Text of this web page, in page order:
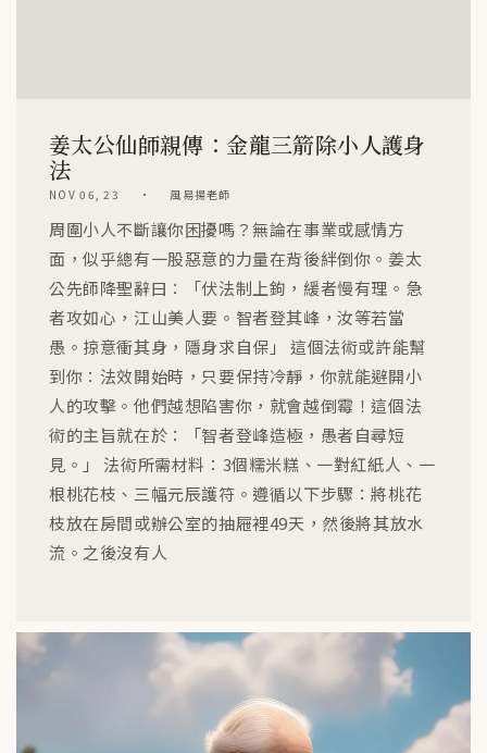
姜太公仙師親傳：金龍三箭除小人護身
法
NOV 06, 23 風易揚老師
周圍小人不斷讓你困擾嗎？無論在事業或感情方
面，似乎總有一股惡意的力量在背後絆倒你。姜太
公先師降聖辭曰：「伏法制上鉤，緩者慢有理。急
者攻如心，江山美人要。智者登其峰，汝等若當
愚。掠意衝其身，隱身求自保」 這個法術或許能幫
到你：法效開始時，只要保持冷靜，你就能避開小
人的攻擊。他們越想陷害你，就會越倒霉！這個法
術的主旨就在於：「智者登峰造極，愚者自尋短
見。」 法術所需材料：3個糯米糕、一對紅紙人、一
根桃花枝、三幅元辰護符。遵循以下步驟：將桃花
枝放在房間或辦公室的抽屜裡49天，然後將其放水
流。之後沒有人